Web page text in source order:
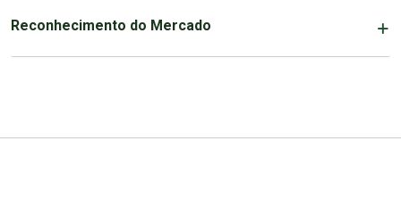
Reconhecimento do Mercado